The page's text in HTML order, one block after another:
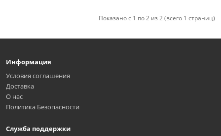
Показано с 1 по 2 из 2 (всего 1 страниц)
Информация
Условия соглашения
Доставка
О нас
Политика Безопасности
Служба поддержки